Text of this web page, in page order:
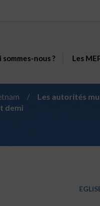
sommes-nous ? Les
/
Les autorités
demi